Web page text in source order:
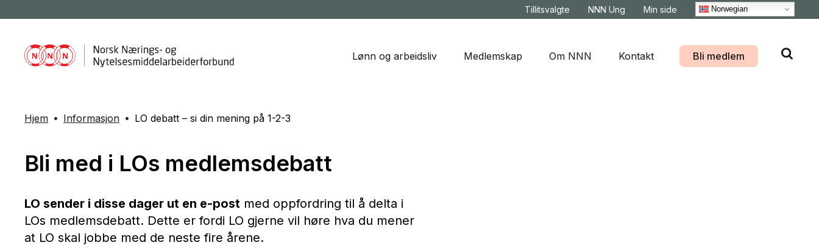
Tillitsvalgte NNN Ung Min side Norwegian
Lønn og arbeidsliv Medlemskap Om NNN Kontakt Bli medlem
Hjem Informasjon LO debatt – si din mening på 1-2-3
Bli med i LOs medlemsdebatt
LO sender i disse dager ut en e-post med oppfordring til å delta i
LOs medlemsdebatt. Dette er fordi LO gjerne vil høre hva du mener
at LO skal jobbe med de neste fire årene.